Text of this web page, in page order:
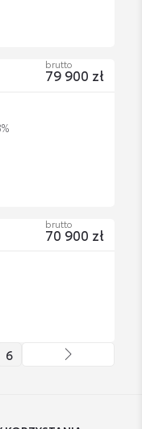
brutto
79 900 zł
brutto
70 900 zł
6